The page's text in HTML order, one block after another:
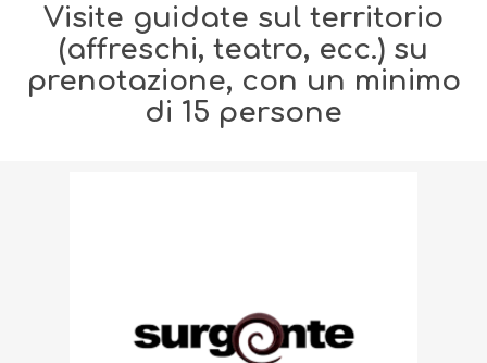
Visite guidate sul territorio
(affreschi, teatro, ecc.) su
prenotazione, con un minimo
di 15 persone